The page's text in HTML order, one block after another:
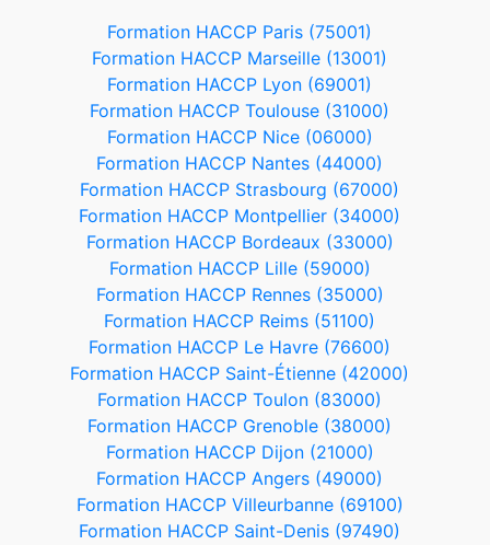
Formation HACCP Paris (75001)
Formation HACCP Marseille (13001)
Formation HACCP Lyon (69001)
Formation HACCP Toulouse (31000)
Formation HACCP Nice (06000)
Formation HACCP Nantes (44000)
Formation HACCP Strasbourg (67000)
Formation HACCP Montpellier (34000)
Formation HACCP Bordeaux (33000)
Formation HACCP Lille (59000)
Formation HACCP Rennes (35000)
Formation HACCP Reims (51100)
Formation HACCP Le Havre (76600)
Formation HACCP Saint-Étienne (42000)
Formation HACCP Toulon (83000)
Formation HACCP Grenoble (38000)
Formation HACCP Dijon (21000)
Formation HACCP Angers (49000)
Formation HACCP Villeurbanne (69100)
Formation HACCP Saint-Denis (97490)